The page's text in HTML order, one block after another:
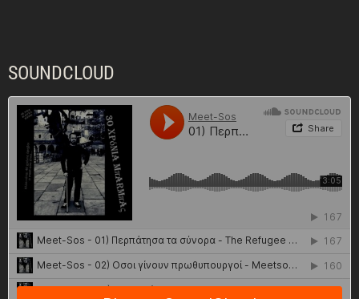
SOUNDCLOUD